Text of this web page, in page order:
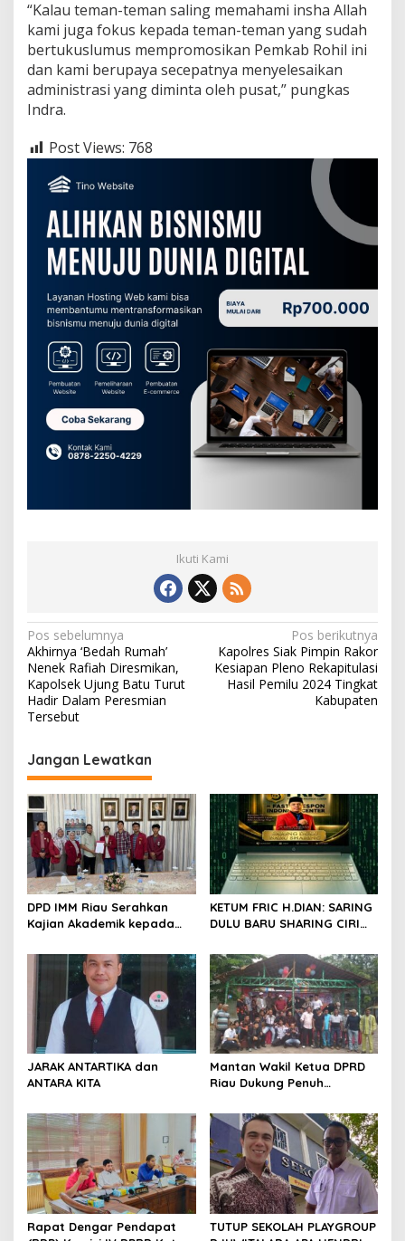
“Kalau teman-teman saling memahami insha Allah
kami juga fokus kepada teman-teman yang sudah
bertukuslumus mempromosikan Pemkab Rohil ini
dan kami berupaya secepatnya menyelesaikan
administrasi yang diminta oleh pusat,” pungkas
Indra.
Post Views: 768
Ikuti Kami
N
a
v
i
a
s
i
p
o
s
Pos sebelumnya
Akhirnya ‘Bedah Rumah’
Nenek Rafiah Diresmikan,
Kapolsek Ujung Batu Turut
Hadir Dalam Peresmian
Tersebut
Pos berikutnya
Kapolres Siak Pimpin Rakor
Kesiapan Pleno Rekapitulasi
Hasil Pemilu 2024 Tingkat
Kabupaten
Jangan Lewatkan
DPD IMM Riau Serahkan
Kajian Akademik kepada
Keadilan bagi Provinsi Riau
KETUM FRIC H.DIAN: SARING
DULU BARU SHARING CIRI
SOSIAL
JARAK ANTARTIKA dan
ANTARA KITA
Mantan Wakil Ketua DPRD
Riau Dukung Penuh
Perjuangan Lahirnya
Kabupaten Kepulauan
Meranti
Rapat Dengar Pendapat
TUTUP SEKOLAH PLAYGROUP